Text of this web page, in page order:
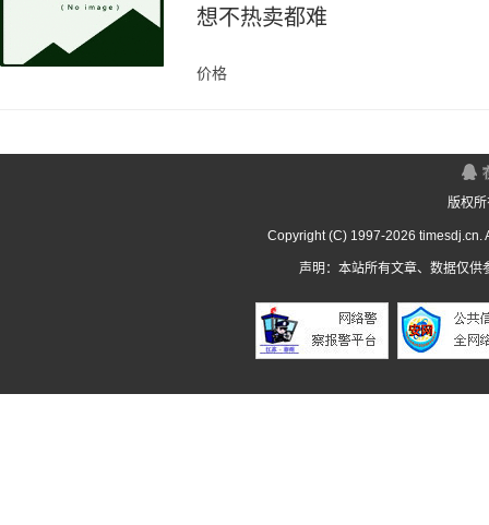
想不热卖都难
价格
版权
Copyright (C) 1997-2026
声明：本站所有文章、数据仅